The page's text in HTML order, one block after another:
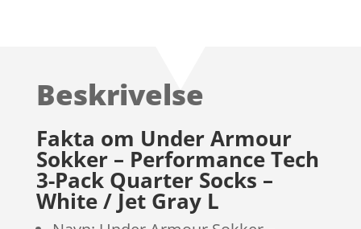
på
mmelser
Beskrivelse
Fakta om Under Armour
Sokker – Performance Tech
3-Pack Quarter Socks –
White / Jet Gray L